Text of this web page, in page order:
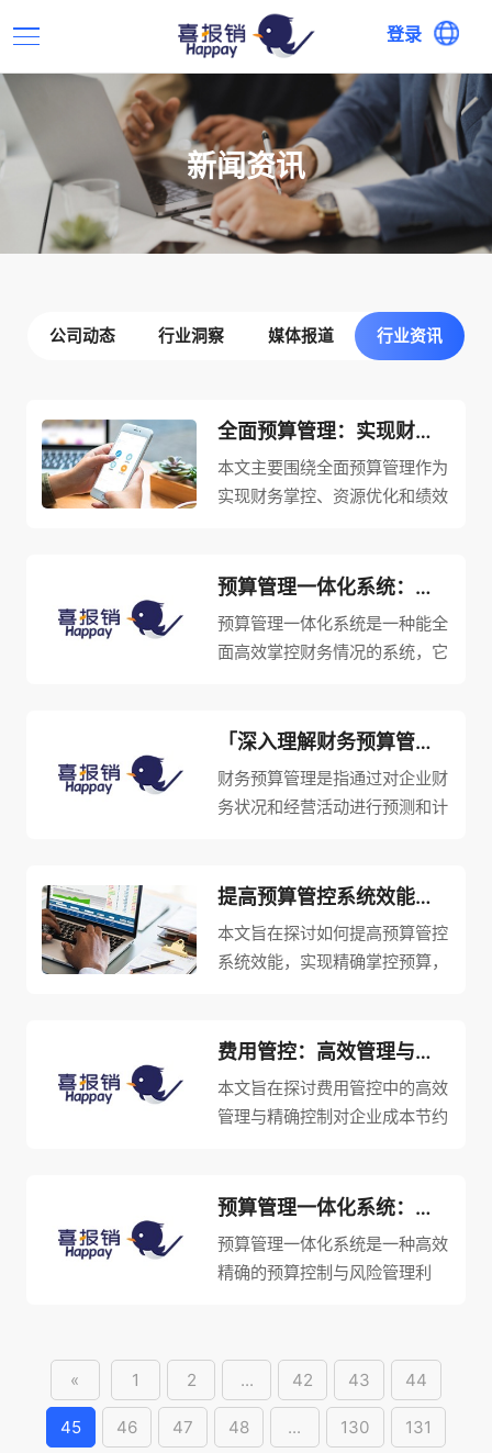
登录
新闻资讯
公司动态 行业洞察 媒体报道 行业资讯
全面预算管理：实现财务掌控、资源优化和绩效改善的重要手段
本文主要围绕全面预算管理作为
实现财务掌控、资源优化和绩效
编制、执行监控、预测分析等环
节实现财务掌控，为企业提供精
确的财务数据和信息。其次，全
预算管理一体化系统：全面高效掌控财务情况，实现精确预测与优化资金配置
预算管理一体化系统是一种能全
面高效掌控财务情况的系统，它
理一体化系统进行详细阐述，包
括其功能、优势、应用案例以及
未来发展趋势。通过对这些方面
「深入理解财务预算管理：提升企业决策效能与风险控制能力」
财务预算管理是指通过对企业财
务状况和经营活动进行预测和计
管理的基本目标是确保企业在经
济环境的变化和市场竞争中能够
稳定运营和持续发展。在企业决
提高预算管控系统效能，实现精确掌控预算，优化企业财务管理
本文旨在探讨如何提高预算管控
系统效能，实现精确掌控预算，
后从四个方面详细阐述了如何提
高预算管控系统效能，包括优化
预算制定流程、增强预算执行力
费用管控：高效管理与精确控制实现企业成本节约与盈利增长的关键
本文旨在探讨费用管控中的高效
管理与精确控制对企业成本节约
然后从四个方面详细阐述了高效
管理与精确控制的实现，包括合
理制定预算、优化供应链管理、
预算管理一体化系统：高效精确的预算控制与风险管理利器
预算管理一体化系统是一种高效
精确的预算控制与风险管理利
能和特点；（2）系统的实施过
程；（3）系统的优势和效益；
（4）系统的未来发展趋势。通
过对这...
« 1 2 ... 42 43 44
45 46 47 48 ... 130 131